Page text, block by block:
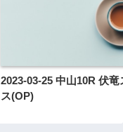
2023-03-25 中山10R 伏竜
ス(OP)